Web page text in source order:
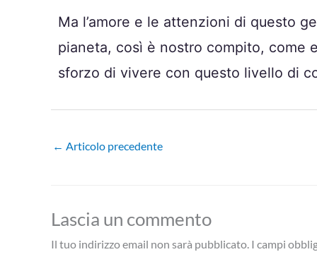
Ma l’amore e le attenzioni di questo
pianeta, così è nostro compito, come
sforzo di vivere con questo livello di
← Articolo precedente
Lascia un commento
Il tuo indirizzo email non sarà pubblicato. I campi